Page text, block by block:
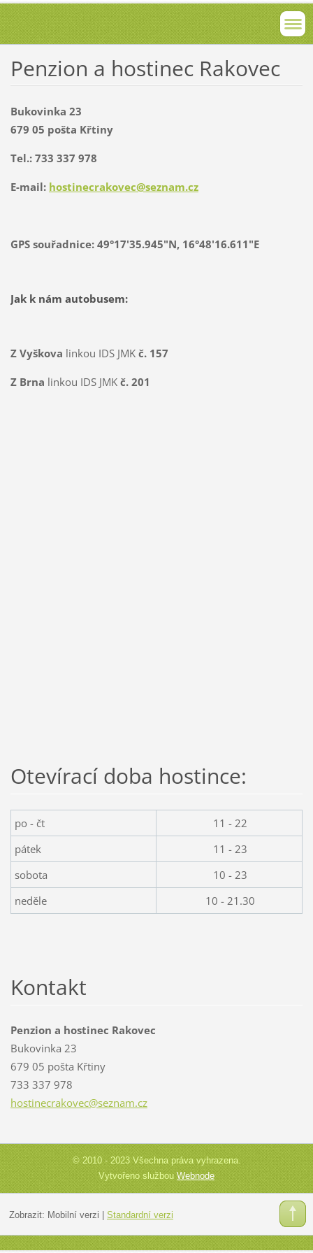
Penzion a hostinec Rakovec
Bukovinka 23
679 05 pošta Křtiny
Tel.: 733 337 978
E-mail: hostinecrakovec@seznam.cz
GPS souřadnice: 49°17'35.945"N, 16°48'16.611"E
Jak k nám autobusem:
Z Vyškova linkou IDS JMK č. 157
Z Brna linkou IDS JMK č. 201
Otevírací doba hostince:
po - čt
11 - 22
pátek
11 - 23
sobota
10 - 23
neděle
10 - 21.30
Kontakt
Penzion a hostinec Rakovec
Bukovinka 23
679 05 pošta Křtiny
733 337 978
hostinecrakovec@seznam.cz
© 2010 - 2023 Všechna práva vyhrazena.
Vytvořeno službouWebnode
Zobrazit: Mobilní verzi | Standardní verzi